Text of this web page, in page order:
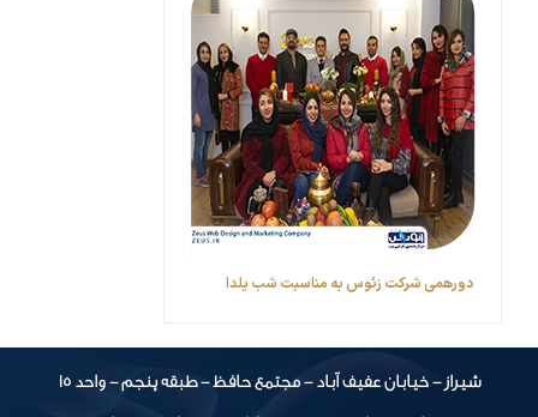
دورهمی شرکت زئوس به مناسبت شب یلدا
شیراز - خیابان عفیف آباد - مجتمع حافظ - طبقه پنجم - واحد 15